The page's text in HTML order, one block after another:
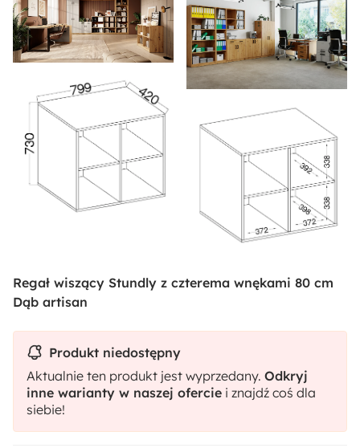
Regał wiszący Stundly z czterema wnękami 80 cm
Dąb artisan
Produkt niedostępny
Aktualnie ten produkt jest wyprzedany. Odkryj
inne warianty w naszej ofercie i znajdź coś dla
siebie!